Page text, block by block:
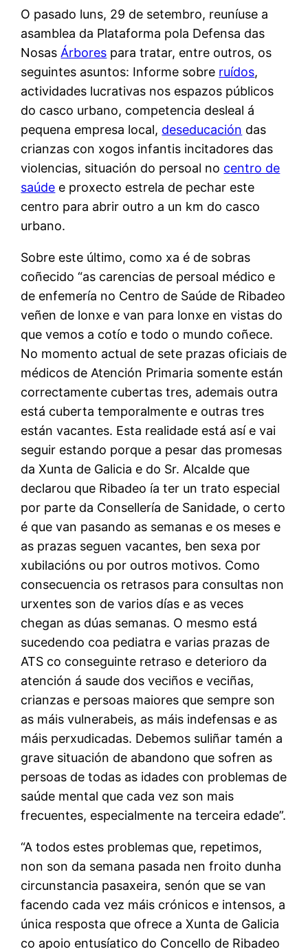
O pasado luns, 29 de setembro, reuníuse a
asamblea da Plataforma pola Defensa das
Nosas Árbores para tratar, entre outros, os
seguintes asuntos: Informe sobre ruídos,
actividades lucrativas nos espazos públicos
do casco urbano, competencia desleal á
pequena empresa local, deseducación das
crianzas con xogos infantis incitadores das
violencias, situación do persoal no centro de
saúde e proxecto estrela de pechar este
centro para abrir outro a un km do casco
urbano.
Sobre este último, como xa é de sobras
coñecido “as carencias de persoal médico e
de enfemería no Centro de Saúde de Ribadeo
veñen de lonxe e van para lonxe en vistas do
que vemos a cotío e todo o mundo coñece.
No momento actual de sete prazas oficiais de
médicos de Atención Primaria somente están
correctamente cubertas tres, ademais outra
está cuberta temporalmente e outras tres
están vacantes. Esta realidade está así e vai
seguir estando porque a pesar das promesas
da Xunta de Galicia e do Sr. Alcalde que
declarou que Ribadeo ía ter un trato especial
por parte da Consellería de Sanidade, o certo
é que van pasando as semanas e os meses e
as prazas seguen vacantes, ben sexa por
xubilacións ou por outros motivos. Como
consecuencia os retrasos para consultas non
urxentes son de varios días e as veces
chegan as dúas semanas. O mesmo está
sucedendo coa pediatra e varias prazas de
ATS co conseguinte retraso e deterioro da
atención á saude dos veciños e veciñas,
crianzas e persoas maiores que sempre son
as máis vulnerabeis, as máis indefensas e as
máis perxudicadas. Debemos suliñar tamén a
grave situación de abandono que sofren as
persoas de todas as idades con problemas de
saúde mental que cada vez son mais
frecuentes, especialmente na terceira edade”.
“A todos estes problemas que, repetimos,
non son da semana pasada nen froito dunha
circunstancia pasaxeira, senón que se van
facendo cada vez máis crónicos e intensos, a
única resposta que ofrece a Xunta de Galicia
co apoio entusíatico do Concello de Ribadeo